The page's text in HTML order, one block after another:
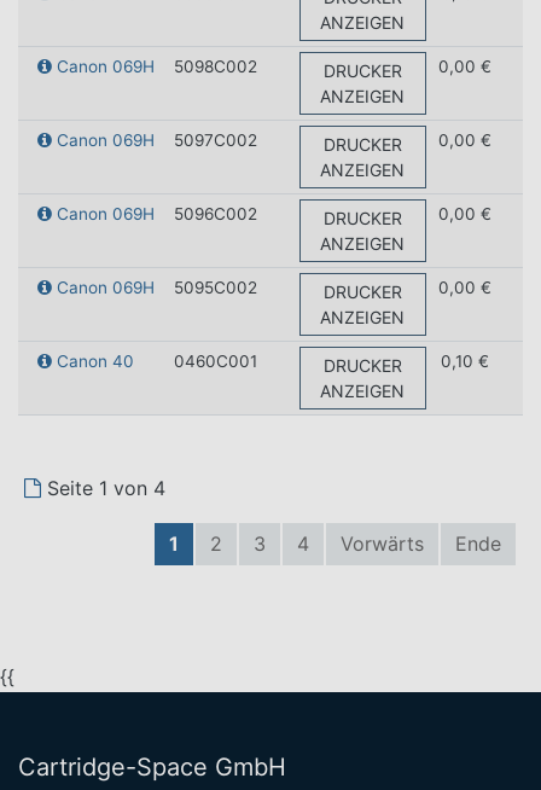
ANZEIGEN
Canon 069H 5098C002
DRUCKER
ANZEIGEN
0,00 €
Canon 069H 5097C002
DRUCKER
ANZEIGEN
0,00 €
Canon 069H 5096C002
DRUCKER
ANZEIGEN
0,00 €
Canon 069H 5095C002
DRUCKER
ANZEIGEN
0,00 €
Canon 40 0460C001
DRUCKER
ANZEIGEN
0,10 €
Seite 1 von 4
1 2 3 4 Vorwärts Ende
{{
Cartridge-Space GmbH